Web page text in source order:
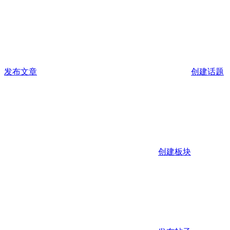
发布文章 创建话题
创建板块